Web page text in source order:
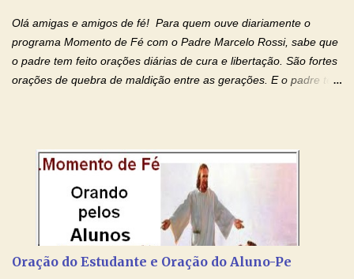
Olá amigas e amigos de fé! Para quem ouve diariamente o
programa Momento de Fé com o Padre Marcelo Rossi, sabe que
o padre tem feito orações diárias de cura e libertação. São fortes
orações de quebra de maldição entre as gerações. E o padre tem
por estas valiosas orações. Tenham um lindo fim de semana na
paz de Jesus Cristo e no amor de Maria Santíssima. Adriana-
Devoção e Fé Clique para acessar: Facebook Padre Marcelo
Rossi Site Padre Marcelo Rossi (para ouvir o Momento de Fé)
Tocai, Cura! E Restaura! "Jesus, no poder de Seu Nome, peço
gerações, através de todas as raízes da minha árvore
Oração do Estudante e Oração do Aluno-Pe